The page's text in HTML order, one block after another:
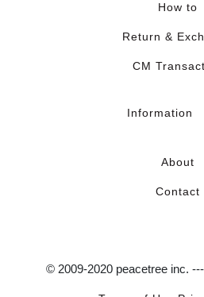
How to
Return &
CM
Information
About
Contact
© 2009-2020 peacetree inc.